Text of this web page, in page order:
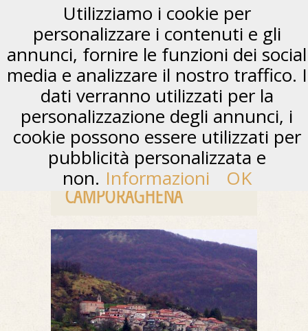
CAMPORAGHENA
Utilizziamo i cookie per
personalizzare i contenuti e gli
annunci, fornire le funzioni dei social
media e analizzare il nostro traffico. I
dati verranno utilizzati per la
personalizzazione degli annunci, i
cookie possono essere utilizzati per
pubblicità personalizzata e
non. Informazioni OK